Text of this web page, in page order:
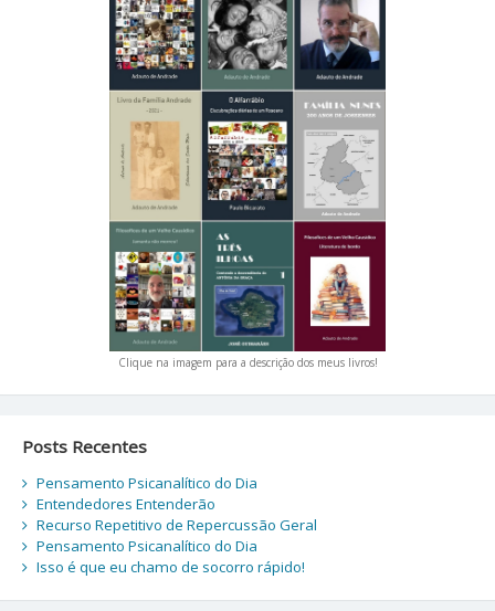
Clique na imagem para a descrição dos meus livros!
Posts Recentes
Pensamento Psicanalítico do Dia
Entendedores Entenderão
Recurso Repetitivo de Repercussão Geral
Pensamento Psicanalítico do Dia
Isso é que eu chamo de socorro rápido!